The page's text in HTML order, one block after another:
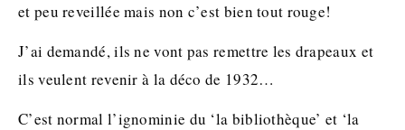
et peu reveillée mais non c’est bien tout rouge!
J’ai demandé, ils ne vont pas remettre les drapeaux et
ils veulent revenir à la déco de 1932…
C’est normal l’ignominie du ‘la bibliothèque’ et ‘la